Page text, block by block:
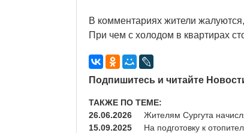
В комментариях жители
При чем с холодом в квартирах
Подпишитесь и читайте
ТАКЖЕ ПО ТЕМЕ:
26.06.2026
Жителям Сургута
15.09.2025
На подготовку к